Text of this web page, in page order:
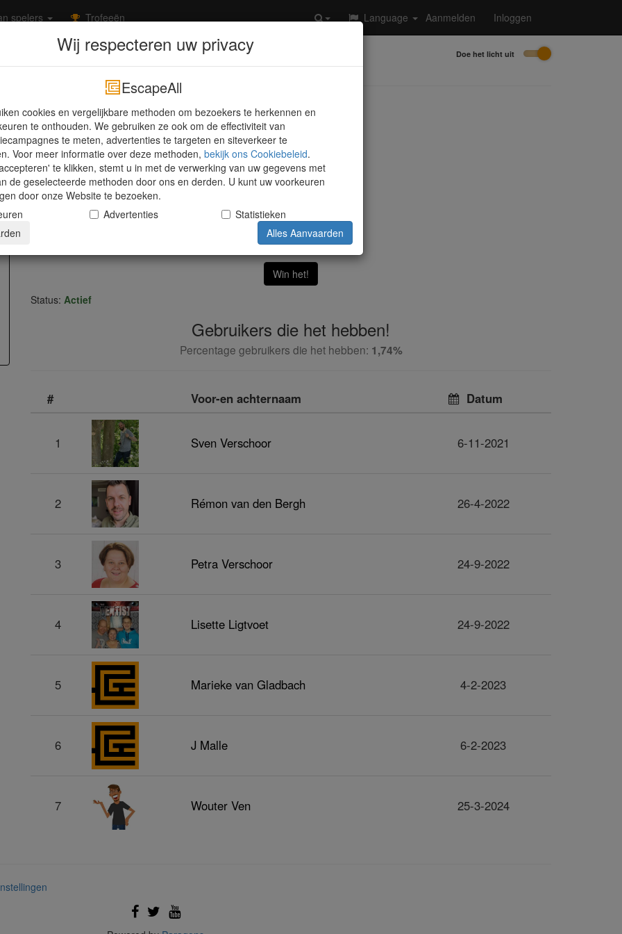
Inloggen
Aanmelden
spelers Trofeeën Language
Doe het licht uit
Movies
Movies
?????
Win het!
Status: Actief
Gebruikers die het hebben!
Percentage gebruikers die het hebben: 1,74%
# Voor-en achternaam Datum
1 Sven Verschoor 6-11-2021
2 Rémon van den Bergh 26-4-2022
3 Petra Verschoor 24-9-2022
4 Lisette Ligtvoet 24-9-2022
5 Marieke van Gladbach 4-2-2023
6 J Malle 6-2-2023
7 Wouter Ven 25-3-2024
Wij respecteren uw privacy
EscapeAll
cookies en vergelijkbare methoden om bezoekers te herkennen en
te onthouden. We gebruiken ze ook om de effectiviteit van
te meten, advertenties te targeten en siteverkeer te
Voor meer informatie over deze methoden, bekijk ons ​​Cookiebeleid.
te klikken, stemt u in met de verwerking van uw gegevens met
de geselecteerde methoden door ons en derden. U kunt uw voorkeuren
door onze Website te bezoeken.
Advertenties
Statistieken
Alles Aanvaarden